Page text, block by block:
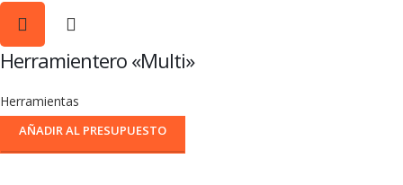
Herramientero «Multi»
Herramientas
AÑADIR AL PRESUPUESTO